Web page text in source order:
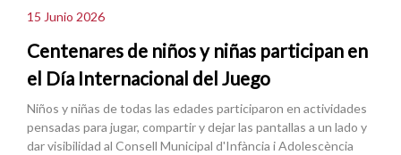
15 Junio 2026
Centenares de niños y niñas participan en
el Día Internacional del Juego
Niños y niñas de todas las edades participaron en actividades
pensadas para jugar, compartir y dejar las pantallas a un lado y
dar visibilidad al Consell Municipal d'Infància i Adolescència